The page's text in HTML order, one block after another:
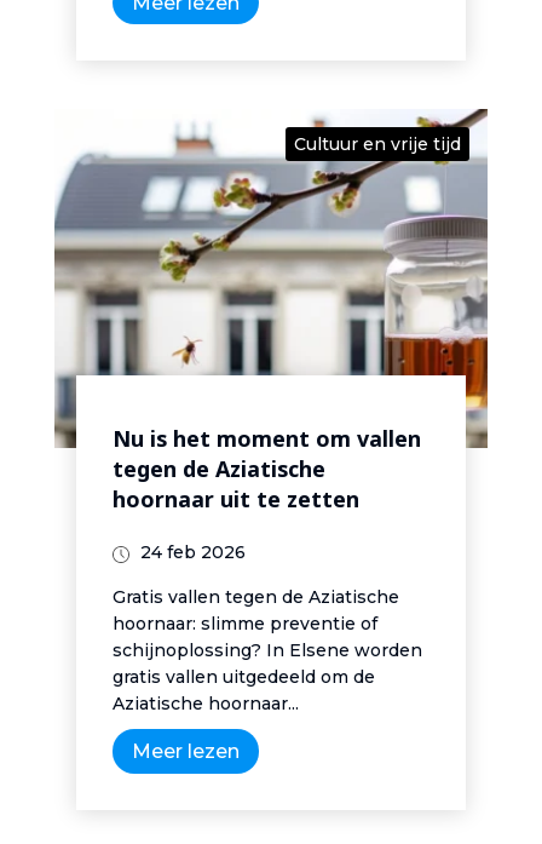
Cultuur en vrije tijd
Nu is het moment om vallen
tegen de Aziatische
hoornaar uit te zetten
24 feb 2026
Gratis vallen tegen de Aziatische
hoornaar: slimme preventie of
schijnoplossing? In Elsene worden
gratis vallen uitgedeeld om de
Aziatische hoornaar...
Meer lezen